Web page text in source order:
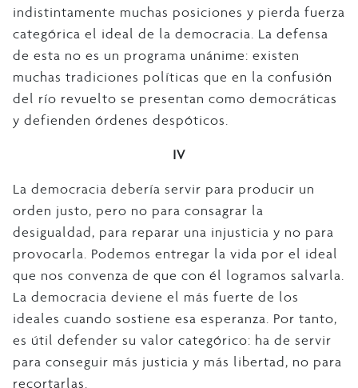
indistintamente muchas posiciones y pierda fuerza
categórica el ideal de la democracia. La defensa
de esta no es un programa unánime: existen
muchas tradiciones políticas que en la confusión
del río revuelto se presentan como democráticas
y defienden órdenes despóticos.
IV
La democracia debería servir para producir un
orden justo, pero no para consagrar la
desigualdad, para reparar una injusticia y no para
provocarla. Podemos entregar la vida por el ideal
que nos convenza de que con él logramos salvarla.
La democracia deviene el más fuerte de los
ideales cuando sostiene esa esperanza. Por tanto,
es útil defender su valor categórico: ha de servir
para conseguir más justicia y más libertad, no para
recortarlas.